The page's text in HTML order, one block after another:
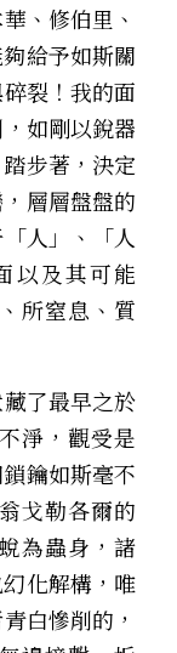
、修伯里、
給予如斯關
裂！我的面
如剛以銳器
步著，決定
層層盤盤的
人」、「人
以及其可能
所窒息、質
了最早之於
淨，觀受是
鑰如斯毫不
戈勒各爾的
為蟲身，諸
化解構，唯
白慘削的，